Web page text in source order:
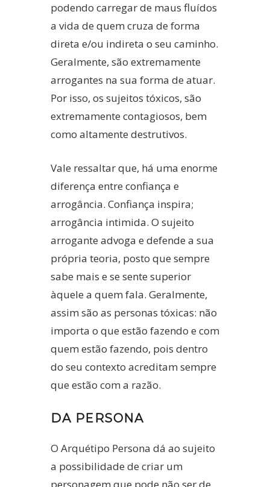
podendo carregar de maus fluídos
a vida de quem cruza de forma
direta e/ou indireta o seu caminho.
Geralmente, são extremamente
arrogantes na sua forma de atuar.
Por isso, os sujeitos tóxicos, são
extremamente contagiosos, bem
como altamente destrutivos.
Vale ressaltar que, há uma enorme
diferença entre confiança e
arrogância. Confiança inspira;
arrogância intimida. O sujeito
arrogante advoga e defende a sua
própria teoria, posto que sempre
sabe mais e se sente superior
àquele a quem fala. Geralmente,
assim são as personas tóxicas: não
importa o que estão fazendo e com
quem estão fazendo, pois dentro
do seu contexto acreditam sempre
que estão com a razão.
DA PERSONA
O Arquétipo Persona dá ao sujeito
a possibilidade de criar um